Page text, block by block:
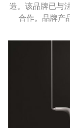
造。该品牌已与
合作。品牌产